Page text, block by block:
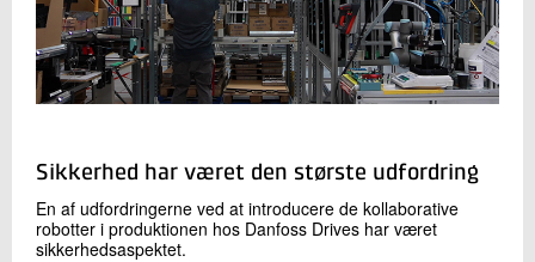
Sikkerhed har været den største udfordring
En af udfordringerne ved at introducere de kollaborative
robotter i produktionen hos Danfoss Drives har været
sikkerhedsaspektet.